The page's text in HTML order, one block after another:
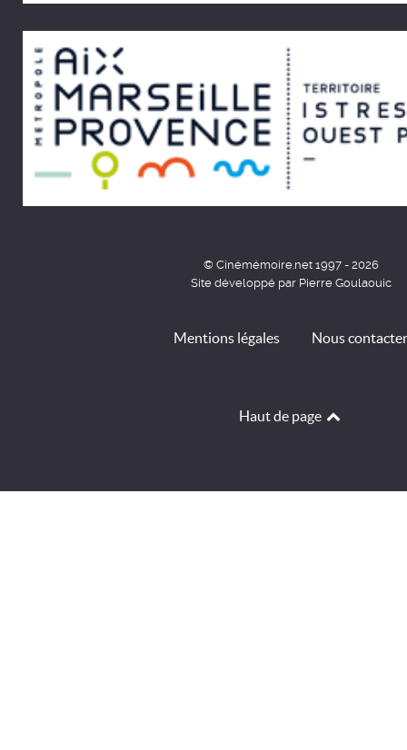
© Cinémémoire.net 1997 - 2026
Site développé par Pierre Goulaouic
Mentions légales Nous contacter
Haut de page